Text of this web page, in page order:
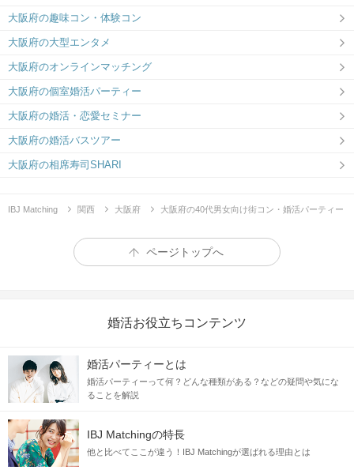
大阪府の趣味コン・体験コン
大阪府の大型エンタメ
大阪府のオンラインマッチング
大阪府の個室婚活パーティー
大阪府の婚活・恋愛セミナー
大阪府の婚活バスツアー
大阪府の相席寿司SHARI
IBJ Matching 関西 大阪府 大阪府の40代男女向け街コン・婚活パーティー
ページトップへ
婚活お役立ちコンテンツ
婚活パーティーとは
婚活パーティーって何？どんな種類がある？などの疑問や気にな
ることを解説
IBJ Matchingの特長
他と比べてここが違う！IBJ Matchingが選ばれる理由とは